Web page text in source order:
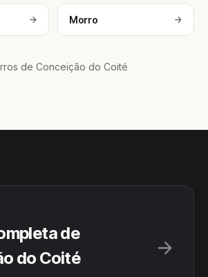
Morro
de Conceição do Coité
de
do Coité